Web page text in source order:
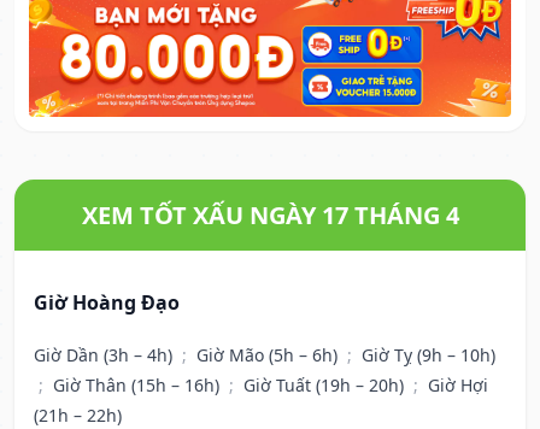
XEM TỐT XẤU NGÀY 17 THÁNG 4
Giờ Hoàng Đạo
Giờ Dần (3h – 4h) ; Giờ Mão (5h – 6h) ; Giờ Tỵ (9h – 10h)
; Giờ Thân (15h – 16h) ; Giờ Tuất (19h – 20h) ; Giờ Hợi
(21h – 22h)